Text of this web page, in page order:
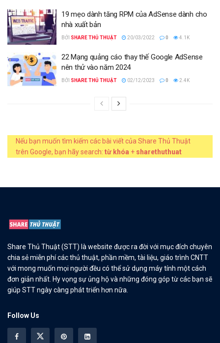
19 mẹo dành tăng RPM của AdSense dành cho
nhà xuất bản
BỞI SHARE THỦ THUẬT 20/03/2022 0 4.1K
22 Mạng quảng cáo thay thế Google AdSense
nên thử vào năm 2024
BỞI SHARE THỦ THUẬT 02/12/2023 0 2.4K
Nếu bạn muốn tìm kiếm các bài viết của Share Thủ Thuật
trên Google, bạn hãy search: từ khóa + sharethuthuat
Share Thủ Thuật (STT) là website được ra đời với mục đích chuyên
chia sẻ miễn phí các thủ thuật, phần mềm, tài liệu, giáo trình CNTT
với mong muốn mọi người đều có thể sử dụng máy tính một cách
đơn giản nhất. Hy vọng sự ủng hộ và những đóng góp từ các bạn sẽ
giúp STT ngày càng phát triển hơn nữa.
Follow Us